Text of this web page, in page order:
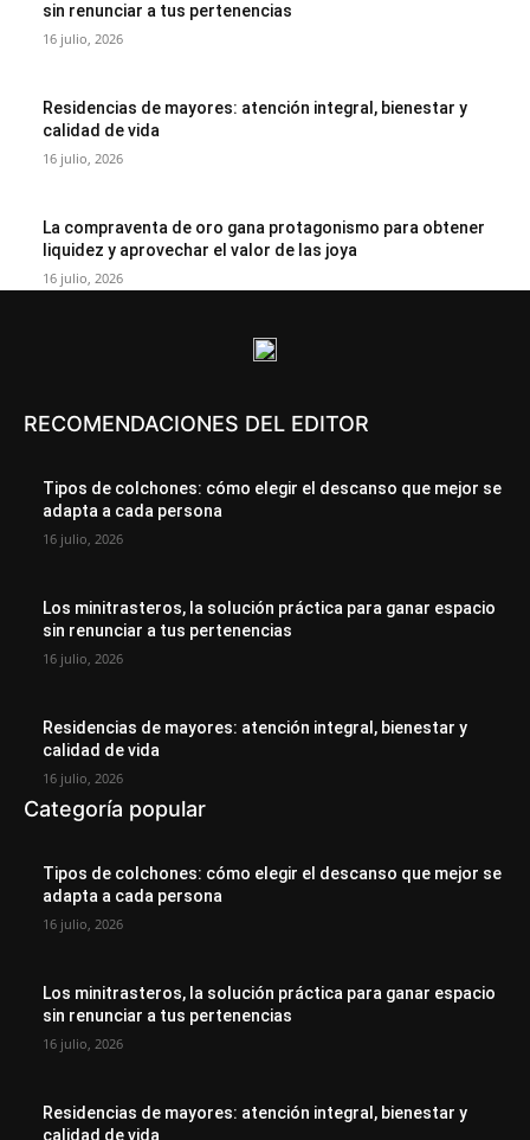
sin renunciar a tus pertenencias
16 julio, 2026
Residencias de mayores: atención integral, bienestar y
calidad de vida
16 julio, 2026
La compraventa de oro gana protagonismo para obtener
liquidez y aprovechar el valor de las joya
16 julio, 2026
RECOMENDACIONES DEL EDITOR
Tipos de colchones: cómo elegir el descanso que mejor se
adapta a cada persona
16 julio, 2026
Los minitrasteros, la solución práctica para ganar espacio
sin renunciar a tus pertenencias
16 julio, 2026
Residencias de mayores: atención integral, bienestar y
calidad de vida
16 julio, 2026
Categoría popular
Tipos de colchones: cómo elegir el descanso que mejor se
adapta a cada persona
16 julio, 2026
Los minitrasteros, la solución práctica para ganar espacio
sin renunciar a tus pertenencias
16 julio, 2026
Residencias de mayores: atención integral, bienestar y
calidad de vida